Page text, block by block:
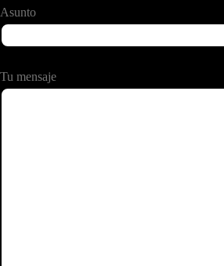
Asunto
Tu mensaje